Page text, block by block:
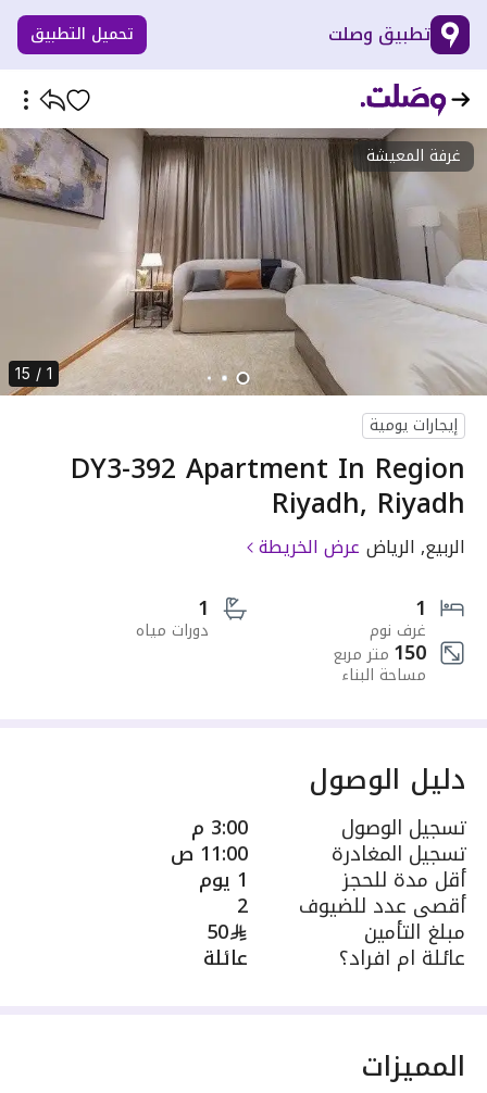
تطبيق وصلت تحميل التطبيق
غرفة المعيشة
1 / 15
إيجارات يومية
DY3-392 Apartment In Region
Riyadh, Riyadh
الربيع, الرياض عرض الخريطة
1
غرف نوم
1
دورات مياه
150 متر مربع
مساحة البناء
دليل الوصول
تسجيل الوصول 3:00 م
تسجيل المغادرة 11:00 ص
أقل مدة للحجز 1 يوم
أقصى عدد للضيوف 2
مبلغ التأمين 50
عائلة ام افراد؟ عائلة
المميزات